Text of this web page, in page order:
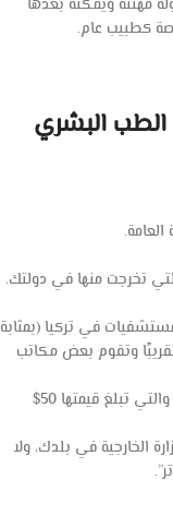
مهنته ويمكنه بعدها
كطبيب عام.
الطب البشري
تخرجت منها في دولتك.
في تركيا (بمثابة
رسومه من 300 إلى 500 دولار تقريبًا وتقوم بعض مكاتب
دفع رسوم التقديم في أنقرة بوزارة التعليم العالي والتي تبلغ قيمتها 50$
الخارجية في بلدك، ولا